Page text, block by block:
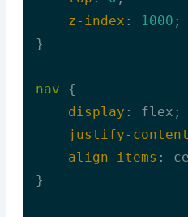
z-index : 1000 ;
}
nav {
display : flex;
justify-content
align-items :
}